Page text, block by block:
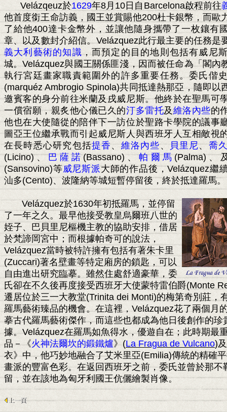
Velázqeuz於1629年8月 10 日自 Barcelona啟程前往
他首度銜王命訪義，國王並賞賜他200杜卡銀幣，而歐
了給他400達卡金幣外，並讓他隨身攜帶了一枚鑲有
章、以及數封介紹信。Velázquez此行最主要的任務是
義大利藝術的知識，而預定的目的地則包括有威尼
城。Velázquez與國王關係匪淺，因而被任命為「閣內
執行宮廷畫家職責範圍外的許多重要任務。委氏偕
(marquéz Ambrogio Spinola)共同抵達熱那亞，隨即以
邀賓客的身分前往米蘭及戌威尼斯。他終於在聖馬可
一償宿願，親炙他心儀已久的汀多雷托及維洛內些的
他也在大使隨從的陪伴下一訪位於聖路卡學院的議事
圖亞王位繼承戰而引起威尼斯人與西班牙人互相敵視
在長時悉心研究包括提香、維洛內些、 貝里尼、喬
(Licino)、巴薩諾(Bassano)、帕爾馬 (Palma)、
(Sansovino)等威尼斯派大師的作品後，Velázquez繼
汕多(Cento)、波隆納等城短暫停留後，終於抵達羅馬。
Velázquez於1630年初抵羅馬，並停留
了一年之久。最早他接受教皇烏爾班八世的
姪子、巴貝里尼樞機主教的協助安排，借居
於梵諦岡宮中；而根據帕奇可的說法，
Velázquez當時被特許擁有包括有著朱卡里
(Zuccari)著名壁畫等特定廂房的鎖匙，可以
自由進出研究臨摹。雖然住處舒適豪華，委
氏卻在不久後再度接受西班牙大使蒙特雷伯爵(Monte
遷居位於三一大教堂(Trinita dei Monti)的梅第奇別莊，
羅馬藝術臻品的機會。在這裡，Velázquez花了兩個月
摹古代羅馬藝術傑作，而這些也都成為他日後創作的珍
據。Velázquez在羅馬如魚得水，優遊自在；此時期最
品－《火神法爾坎的鍛鐵爐》 (La Fragua de Vulcano)
衣》中，他巧妙地融合了艾米里亞(Emilia)傳統的精確
畫派的豐富色彩。在返回西班牙之前，委氏並曾於那不
留，並在該地為匈牙利國王伉儷繪製肖像。